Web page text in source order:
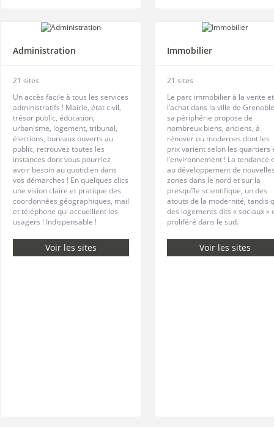
Administration
21 sites
Un accès facile à tous les services
administratifs ! Mairie, état civil,
trésor public, éducation,
urbanisme, logement, tribunal,
élections, bureaux ouverts au
public, retrouvez toutes les
instances dont vous pourriez
avoir besoin au quotidien dans
vos démarches ! En quelques clics
une vision claire et pratique des
coordonnées géographiques, mail
et téléphone qui accueillent les
usagers ! Indispensable !
Voir les sites
Immobilier
21 sites
Le parc immobilier à la vente
l’achat dans la ville de
sa périphérie propose de
nombreux biens, anciens, à
rénover ou modernes dont les
prix varient selon les quartiers
l’environnement ! La tendance
au développement de
zones dans le nord et sur la
presqu’île scientifique, un des
atouts de la modernité, tandis
des logements dits « sociaux »
proliféré dans le sud.
Voir les sites